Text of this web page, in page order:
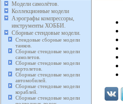
Модели самолётов.
Коллекционные модели
Аэрографы компрессоры,
инструменты ХОББИ.
Сборные стендовые модели.
Стендовые сборные модели
танков.
Сборные стендовые модели
самолетов.
Сборные стендовые модели
вертолетов.
Сборные стендовые модели
автомобилей.
Сборные стендовые модели
кораблей.
Сборные стендовые модели